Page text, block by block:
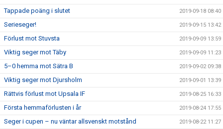
Tappade poäng i slutet 2019-09-18 08:40
Serieseger! 2019-09-15 13:42
Förlust mot Stuvsta 2019-09-09 13:59
Viktig seger mot Täby 2019-09-09 11:23
5–0 hemma mot Sätra B 2019-09-02 09:38
Viktig seger mot Djursholm 2019-09-01 13:39
Rättvis förlust mot Upsala IF 2019-08-25 16:33
Första hemmaförlusten i år 2019-08-24 17:55
Seger i cupen – nu väntar allsvenskt motstånd 2019-08-22 11:27